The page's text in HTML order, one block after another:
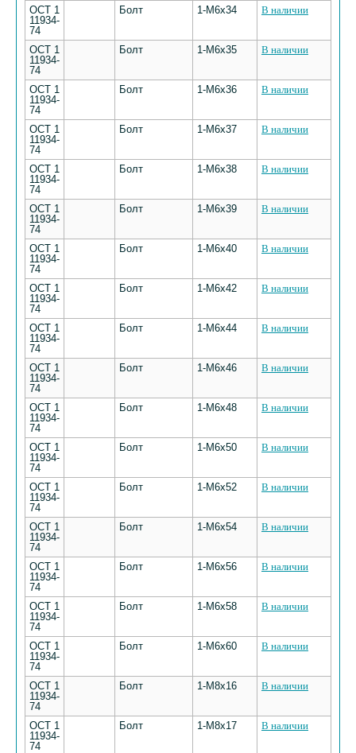
ОСТ 1
11934-
74
Болт 1-М6х34 В наличии
ОСТ 1
11934-
74
Болт 1-М6х35 В наличии
ОСТ 1
11934-
74
Болт 1-М6х36 В наличии
ОСТ 1
11934-
74
Болт 1-М6х37 В наличии
ОСТ 1
11934-
74
Болт 1-М6х38 В наличии
ОСТ 1
11934-
74
Болт 1-М6х39 В наличии
ОСТ 1
11934-
74
Болт 1-М6х40 В наличии
ОСТ 1
11934-
74
Болт 1-М6х42 В наличии
ОСТ 1
11934-
74
Болт 1-М6х44 В наличии
ОСТ 1
11934-
74
Болт 1-М6х46 В наличии
ОСТ 1
11934-
74
Болт 1-М6х48 В наличии
ОСТ 1
11934-
74
Болт 1-М6х50 В наличии
ОСТ 1
11934-
74
Болт 1-М6х52 В наличии
ОСТ 1
11934-
74
Болт 1-М6х54 В наличии
ОСТ 1
11934-
74
Болт 1-М6х56 В наличии
ОСТ 1
11934-
74
Болт 1-М6х58 В наличии
ОСТ 1
11934-
74
Болт 1-М6х60 В наличии
ОСТ 1
11934-
74
Болт 1-М8х16 В наличии
ОСТ 1
11934-
74
Болт 1-М8х17 В наличии